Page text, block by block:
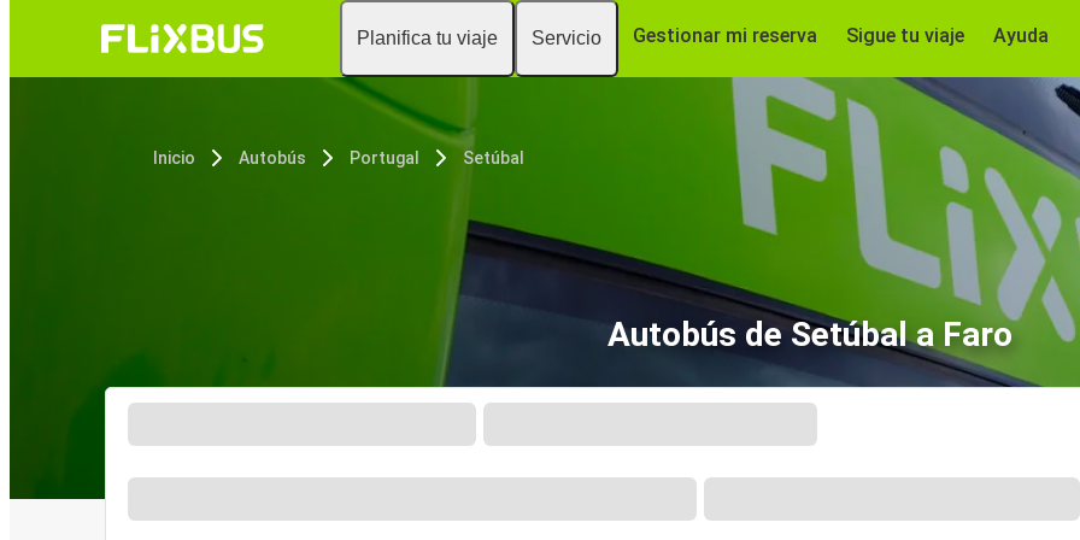
Planifica tu viaje Servicio Gestionar mi reserva Sigue tu viaje Ayuda
Inicio Autobús Portugal Setúbal
Autobús de Setúbal a Faro